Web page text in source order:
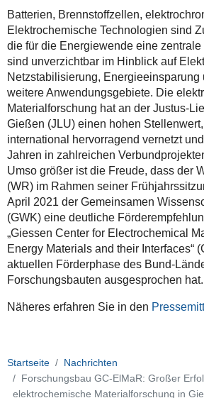
Batterien, Brennstoffzellen,
Elektrochemische Technologien sind
die für die Energiewende eine
sind unverzichtbar im Hinblick auf
Netzstabilisierung, Energieeinsparung
weitere Anwendungsgebiete. Die
Materialforschung hat an der Justus-
Gießen (JLU) einen hohen
international hervorragend vernetzt
Jahren in zahlreichen
Umso größer ist die Freude, dass der
(WR) im Rahmen seiner
April 2021 der Gemeinsamen
(GWK) eine deutliche
„Giessen Center for Electrochemical
Energy Materials and their Interfaces“
aktuellen Förderphase des Bund-
Forschungsbauten ausgesprochen hat.
Näheres erfahren Sie in den
Startseite
Nachrichten
Forschungsbau GC-ElMaR: Großer
elektrochemische Materialforschung in